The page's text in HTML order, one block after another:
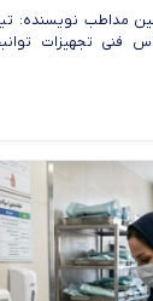
مداطب نویسنده:
فنی تجهیزات